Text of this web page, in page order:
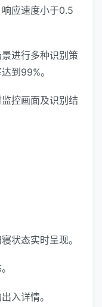
应速度小于0.5
进行多种识别策
到99%。
控画面及识别结
状态实时呈现。
入详情。